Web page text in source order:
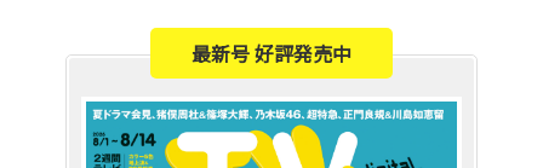
最新号 好評発売中